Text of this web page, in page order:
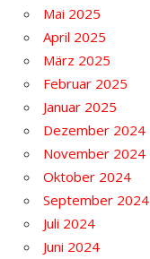
Mai 2025
April 2025
März 2025
Februar 2025
Januar 2025
Dezember 2024
November 2024
Oktober 2024
September 2024
Juli 2024
Juni 2024